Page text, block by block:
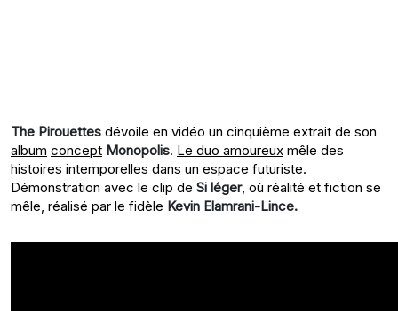
The Pirouettes dévoile en vidéo un cinquième extrait de son
album concept Monopolis. Le duo amoureux mêle des
histoires intemporelles dans un espace futuriste.
Démonstration avec le clip de Si léger, où réalité et fiction se
mêle, réalisé par le fidèle Kevin Elamrani-Lince.